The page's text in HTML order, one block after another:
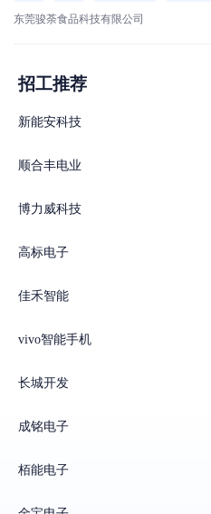
东莞骏荼食品科技有限公司
招工推荐
新能安科技
顺合丰电业
博力威科技
高标电子
佳禾智能
vivo智能手机
长城开发
成铭电子
栢能电子